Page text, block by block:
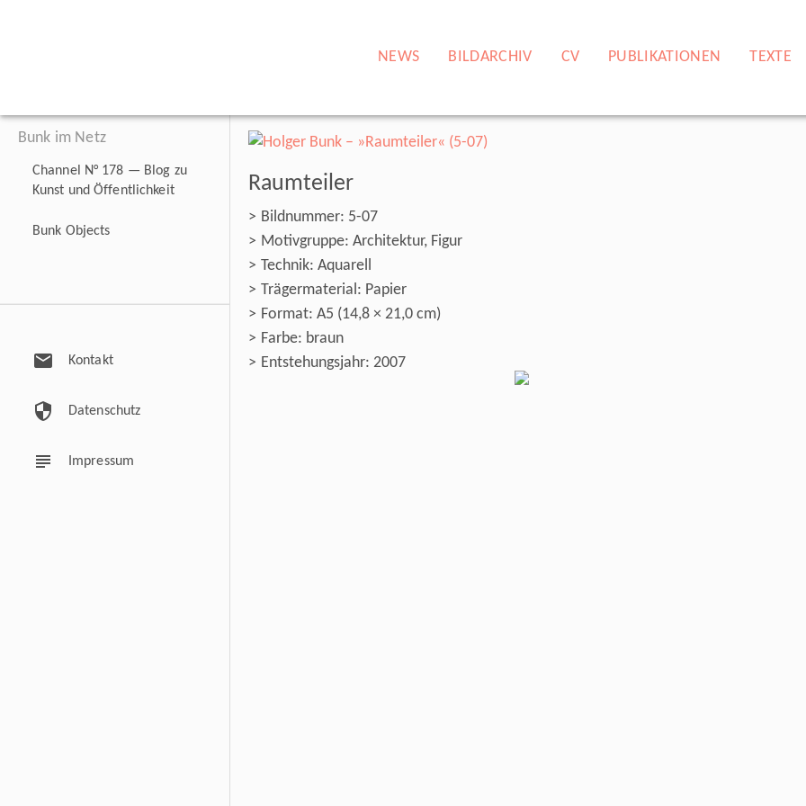
NEWS BILDARCHIV CV PUBLIKATIONEN TEXTE
Bunk im Netz
Channel N° 178 — Blog zu
Kunst und Öffentlichkeit
Bunk Objects
mail Kontakt
security Datenschutz
subject Impressum
Raumteiler
Bildnummer: 5-07
Motivgruppe: Architektur, Figur
Technik: Aquarell
Trägermaterial: Papier
Format: A5 (14,8 × 21,0 cm)
Farbe: braun
Entstehungsjahr: 2007